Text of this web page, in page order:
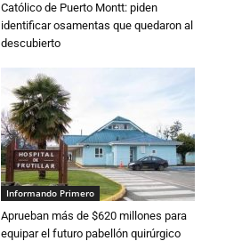
Católico de Puerto Montt: piden
identificar osamentas que quedaron al
descubierto
Informando Primero
Aprueban más de $620 millones para
equipar el futuro pabellón quirúrgico